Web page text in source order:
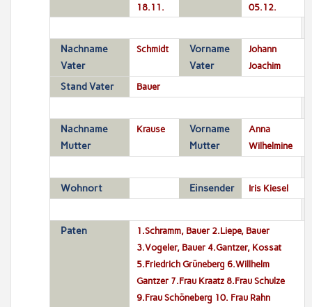
18.11.
05.12.
Nachname
Vater
Schmidt
Vorname
Vater
Johann
Joachim
Stand Vater Bauer
Nachname
Mutter
Krause
Vorname
Mutter
Anna
Wilhelmine
Wohnort Einsender Iris Kiesel
Paten
1.Schramm, Bauer 2.Liepe, Bauer
3.Vogeler, Bauer 4.Gantzer, Kossat
5.Friedrich Grüneberg 6.Willhelm
Gantzer 7.Frau Kraatz 8.Frau Schulze
9.Frau Schöneberg 10. Frau Rahn